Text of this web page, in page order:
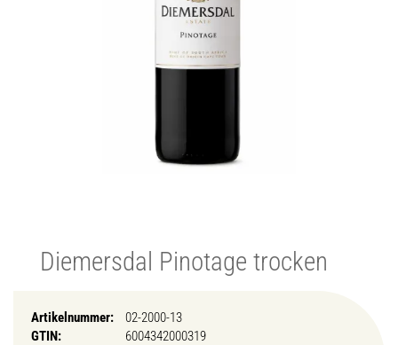
Diemersdal Pinotage trocken
Artikelnummer:
02-2000-13
GTIN:
6004342000319